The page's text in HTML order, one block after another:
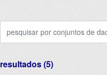
resultados (5)